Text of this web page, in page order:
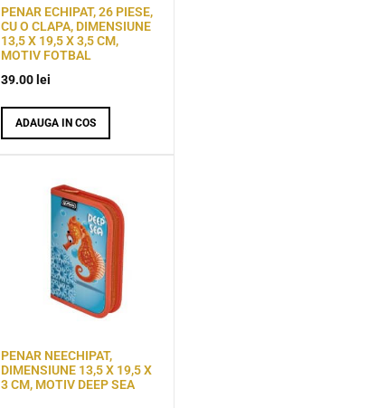
PENAR ECHIPAT, 26 PIESE,
CU O CLAPA, DIMENSIUNE
13,5 X 19,5 X 3,5 CM,
MOTIV FOTBAL
39.00lei
ADAUGA IN COS
PENAR NEECHIPAT,
DIMENSIUNE 13,5 X 19,5 X
3 CM, MOTIV DEEP SEA